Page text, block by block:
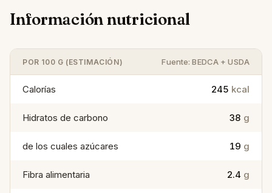
Información nutricional
POR 100 G (ESTIMACIÓN) Fuente: BEDCA + USDA
Calorías 245 kcal
Hidratos de carbono 38 g
de los cuales azúcares 19 g
Fibra alimentaria 2.4 g